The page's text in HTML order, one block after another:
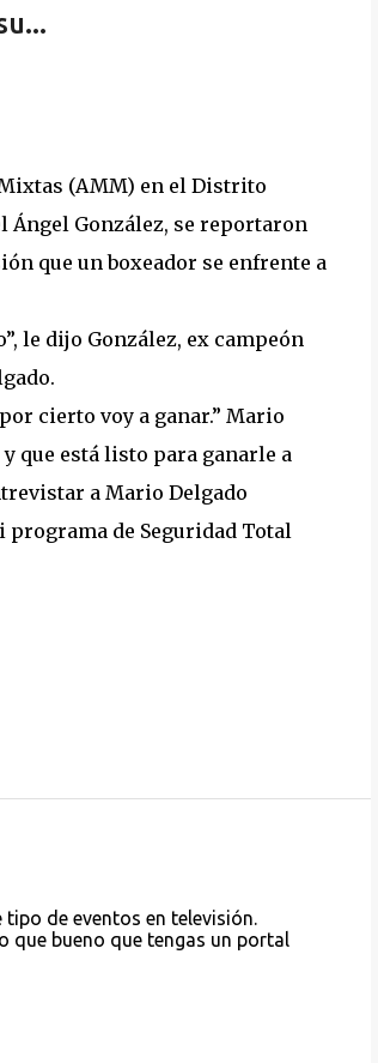
(AMM) en el Distrito
Ángel González, se reportaron
que un boxeador se enfrente a
le dijo González, ex campeón
cierto voy a ganar.” Mario
que está listo para ganarle a
a Mario Delgado
programa de Seguridad Total
de eventos en televisión.
que bueno que tengas un portal